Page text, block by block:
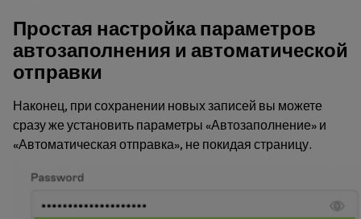
Простая настройка параметров
автозаполнения и автоматической
отправки
Наконец, при сохранении новых записей вы можете
сразу же установить параметры «Автозаполнение» и
«Автоматическая отправка», не покидая страницу.